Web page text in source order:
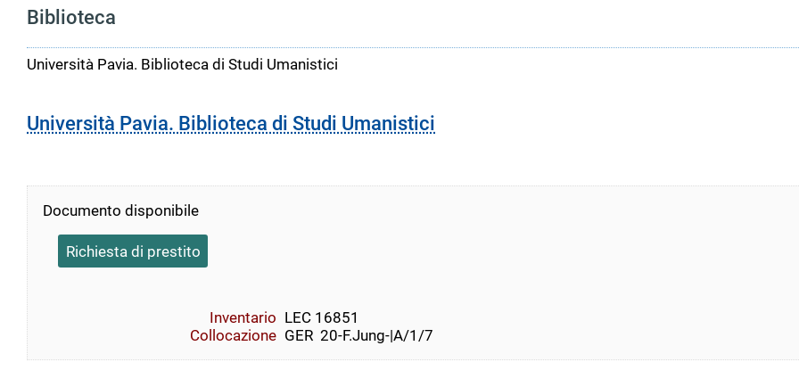
Biblioteca
Università Pavia. Biblioteca di Studi Umanistici
Università Pavia. Biblioteca di Studi Umanistici
Documento disponibile
Richiesta di prestito
Inventario LEC 16851
Collocazione GER  20-F.Jung-|A/1/7